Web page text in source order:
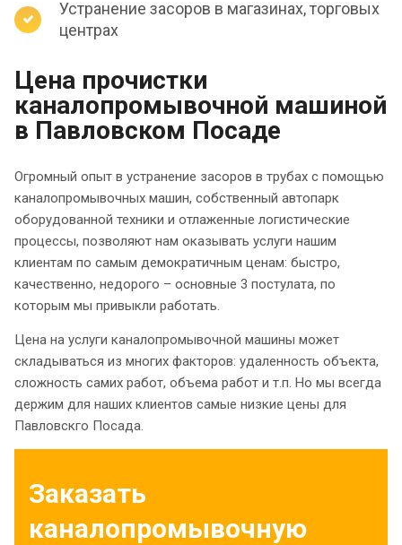
Устранение засоров в магазинах, торговых
центрах
Цена прочистки
каналопромывочной машиной
в Павловском Посаде
Огромный опыт в устранение засоров в трубах с помощью
каналопромывочных машин, собственный автопарк
оборудованной техники и отлаженные логистические
процессы, позволяют нам оказывать услуги нашим
клиентам по самым демократичным ценам: быстро,
качественно, недорого – основные 3 постулата, по
которым мы привыкли работать.
Цена на услуги каналопромывочной машины может
складываться из многих факторов: удаленность объекта,
сложность самих работ, объема работ и т.п. Но мы всегда
держим для наших клиентов самые низкие цены для
Павловскго Посада.
Заказать
каналопромывочную